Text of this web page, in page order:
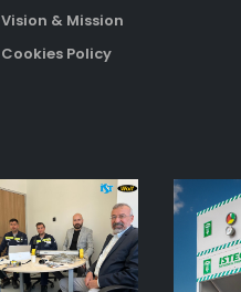
Vision & Mission
Cookies Policy